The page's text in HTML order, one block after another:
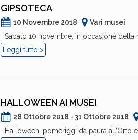
GIPSOTECA
10 Novembre 2018
Vari musei
Sabato 10 novembre, in occasione della
Leggi tutto >
HALLOWEEN AI MUSEI
28 Ottobre 2018 - 31 Ottobre 2018
Halloween: pomeriggi da paura all’Orto